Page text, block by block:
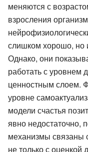
меняются с
взросления
слишком хорошо, но
Однако, они
работать с уровнем
ценностным слоем.
уровне
модели счастья
явно недостаточно,
механизмы связаны
не только с оценкой